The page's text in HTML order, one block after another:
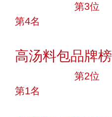
第3位
第4名
高汤料包品牌榜
第2位
第1名